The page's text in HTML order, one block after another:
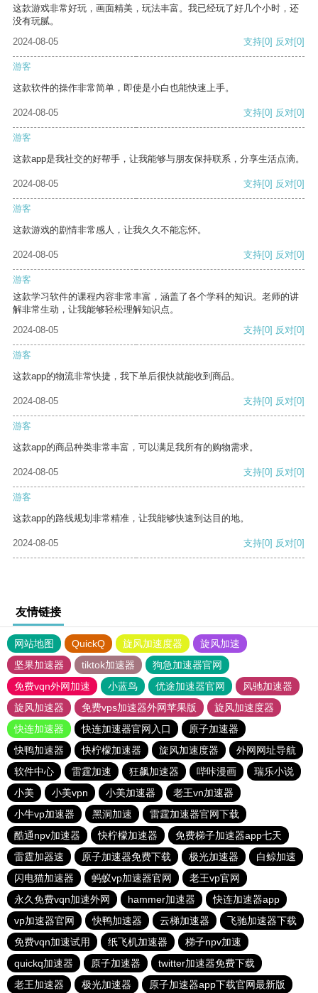
这款游戏非常好玩，画面精美，玩法丰富。我已经玩了好几个小时，还
没有玩腻。
2024-08-05
支持[0] 反对[0]
游客
这款软件的操作非常简单，即使是小白也能快速上手。
2024-08-05 支持[0] 反对[0]
游客
这款app是我社交的好帮手，让我能够与朋友保持联系，分享生活点滴。
2024-08-05 支持[0] 反对[0]
游客
这款游戏的剧情非常感人，让我久久不能忘怀。
2024-08-05 支持[0] 反对[0]
游客
这款学习软件的课程内容非常丰富，涵盖了各个学科的知识。老师的讲
解非常生动，让我能够轻松理解知识点。
2024-08-05
支持[0] 反对[0]
游客
这款app的物流非常快捷，我下单后很快就能收到商品。
2024-08-05 支持[0] 反对[0]
游客
这款app的商品种类非常丰富，可以满足我所有的购物需求。
2024-08-05 支持[0] 反对[0]
游客
这款app的路线规划非常精准，让我能够快速到达目的地。
2024-08-05 支持[0] 反对[0]
友情链接
网站地图 QuickQ 旋风加速度器
旋风加速
坚果加速器
tiktok加速器
狗急加速器官网
免费vqn外网加速
小蓝鸟 优途加速器官网
风驰加速器
旋风加速器
免费vps加速器外网苹果版
旋风加速度器
快连加速器
快连加速器官网入口
原子加速器
快鸭加速器
快柠檬加速器 旋风加速度器
外网网址导航
软件中心
雷霆加速 狂飙加速器 哔咔漫画
瑞乐小说
小美
小美vpn 小美加速器
老王vn加速器
小牛vp加速器
黑洞加速
雷霆加速器官网下载
酷通npv加速器
快柠檬加速器
免费梯子加速器app七天
雷霆加器速
原子加速器免费下载 极光加速器
白鲸加速
闪电猫加速器
蚂蚁vp加速器官网
老王vp官网
永久免费vqn加速外网
hammer加速器
快连加速器app
vp加速器官网
快鸭加速器 云梯加速器
飞驰加速器下载
免费vqn加速试用
纸飞机加速器
梯子npv加速
quickq加速器
原子加速器
twitter加速器免费下载
老王加速器
极光加速器 原子加速器app下载官网最新版